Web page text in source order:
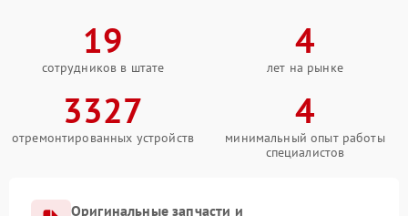
19
сотрудников в штате
4
лет на рынке
3327
отремонтированных устройств
4
минимальный опыт работы
специалистов
Оригинальные запчасти и